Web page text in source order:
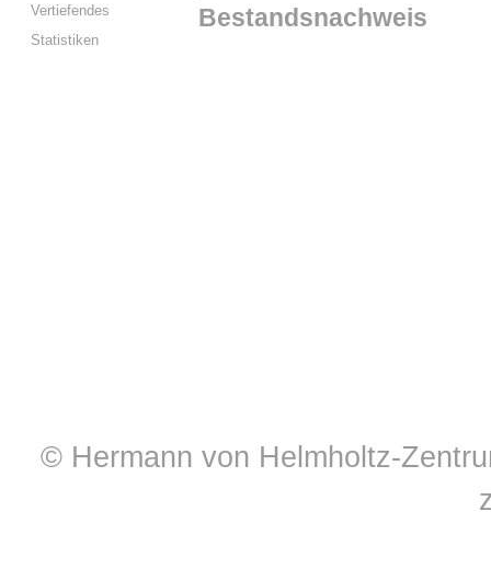
Vertiefendes
Statistiken
Bestandsnachweis
© Hermann von Helmholtz-